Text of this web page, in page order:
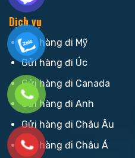
Dịch vụ
Gửi hàng đi Mỹ
Gửi hàng đi Úc
Gửi hàng đi Canada
Gửi hàng đi Anh
Gửi hàng đi Châu Âu
Gửi hàng đi Châu Á